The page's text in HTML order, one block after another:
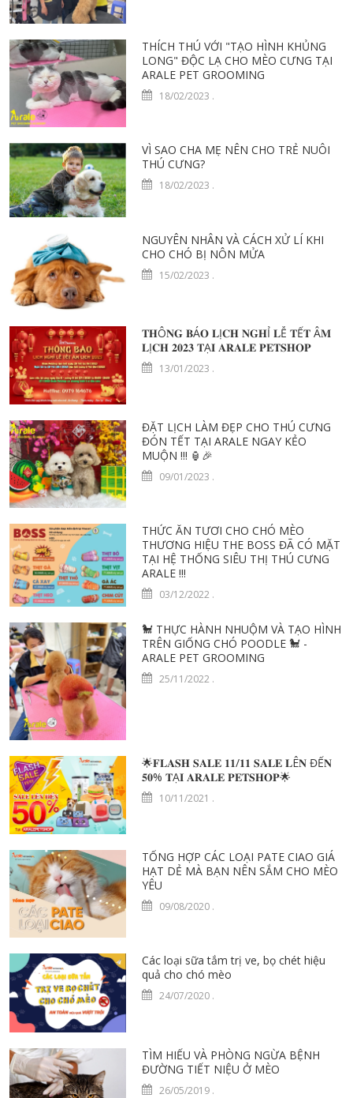
THÍCH THÚ VỚI "TẠO HÌNH KHỦNG
LONG" ĐỘC LẠ CHO MÈO CƯNG TẠI
ARALE PET GROOMING
18/02/2023 .
VÌ SAO CHA MẸ NÊN CHO TRẺ NUÔI
THÚ CƯNG?
18/02/2023 .
NGUYÊN NHÂN VÀ CÁCH XỬ LÍ KHI
CHO CHÓ BỊ NÔN MỬA
15/02/2023 .
𝐓𝐇Ô𝐍𝐆 𝐁Á𝐎 𝐋Ị𝐂𝐇 𝐍𝐆𝐇Ỉ 𝐋Ễ 𝐓Ế𝐓 Â𝐌
𝐋Ị𝐂𝐇 𝟐𝟎𝟐𝟑 𝐓Ạ𝐈 𝐀𝐑𝐀𝐋𝐄 𝐏𝐄𝐓𝐒𝐇𝐎𝐏
13/01/2023 .
ĐẶT LỊCH LÀM ĐẸP CHO THÚ CƯNG
ĐÓN TẾT TẠI ARALE NGAY KẺO
MUỘN !!! 🏮️🎉
09/01/2023 .
THỨC ĂN TƯƠI CHO CHÓ MÈO
THƯƠNG HIỆU THE BOSS ĐÃ CÓ MẶT
TẠI HỆ THỐNG SIÊU THỊ THÚ CƯNG
ARALE !!!
03/12/2022 .
🐩 THỰC HÀNH NHUỘM VÀ TẠO HÌNH
TRÊN GIỐNG CHÓ POODLE 🐩 -
ARALE PET GROOMING
25/11/2022 .
🌟𝐅𝐋𝐀𝐒𝐇 𝐒𝐀𝐋𝐄 𝟏𝟏/𝟏𝟏 𝐒𝐀𝐋𝐄 𝐋Ê𝐍 ĐẾ𝐍
𝟓𝟎% 𝐓Ạ𝐈 𝐀𝐑𝐀𝐋𝐄 𝐏𝐄𝐓𝐒𝐇𝐎𝐏🌟
10/11/2021 .
TỔNG HỢP CÁC LOẠI PATE CIAO GIÁ
HẠT DẺ MÀ BẠN NÊN SẮM CHO MÈO
YÊU
09/08/2020 .
Các loại sữa tắm trị ve, bọ chét hiệu
quả cho chó mèo
24/07/2020 .
TÌM HIỂU VÀ PHÒNG NGỪA BỆNH
ĐƯỜNG TIẾT NIỆU Ở MÈO
26/05/2019 .